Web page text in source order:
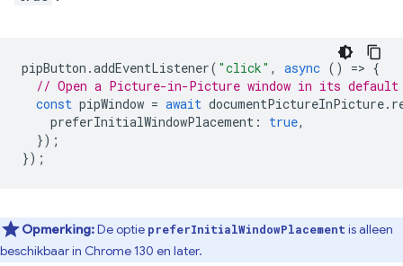
pipButton .addEventListener( "click" , async () => {
// Open a Picture-in-Picture window in its
const pipWindow = await documentPictureInPicture.
preferInitialWindowPlacement : true,
});
});
Opmerking:De optie preferInitialWindowPlacement is alleen
beschikbaar in Chrome 130 en later.